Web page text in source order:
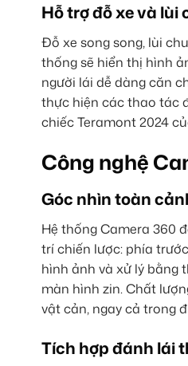
Hỗ trợ đỗ xe và lùi
Đỗ xe song song, lùi
thống sẽ hiển thị hình
người lái dễ dàng căn
thực hiện các thao tác
chiếc Teramont 2024
Công nghệ
Góc nhìn toàn
Hệ thống Camera 360
trí chiến lược: phía
hình ảnh và xử lý bằng
màn hình zin. Chất
vật cản, ngay cả trong
Tích hợp đánh lái